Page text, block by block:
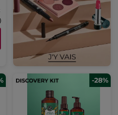
-28%